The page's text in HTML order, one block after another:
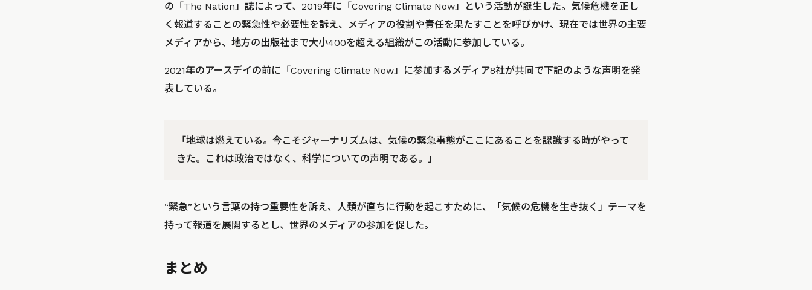
の「The Nation」誌によって、2019年に「Covering Climate Now」という活動が誕生した。気候危機を正し
く報道することの緊急性や必要性を訴え、メディアの役割や責任を果たすことを呼びかけ、現在では世界の主要
メディアから、地方の出版社まで大小400を超える組織がこの活動に参加している。
2021年のアースデイの前に「Covering Climate Now」に参加するメディア8社が共同で下記のような声明を発
表している。
「地球は燃えている。今こそジャーナリズムは、気候の緊急事態がここにあることを認識する時がやって
きた。これは政治ではなく、科学についての声明である。」
“緊急”という言葉の持つ重要性を訴え、人類が直ちに行動を起こすために、「気候の危機を生き抜く」テーマを
持って報道を展開するとし、世界のメディアの参加を促した。
まとめ